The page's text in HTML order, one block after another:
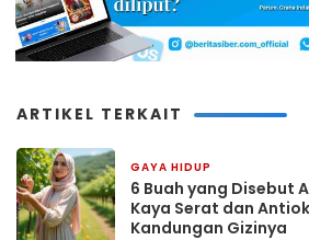
ARTIKEL TERKAIT
GAYA HIDUP
6 Buah yang Disebut
Kaya Serat dan
Kandungan Gizinya